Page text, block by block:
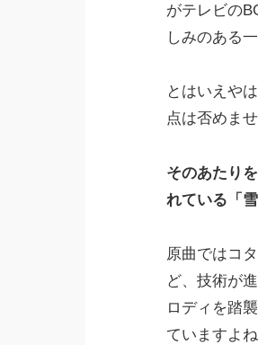
がテレビの
しみのある一
とはいえや
点は否めませ
そのあたり
れている「
原曲ではコ
ど、技術が
ロディを踏
ていますよ